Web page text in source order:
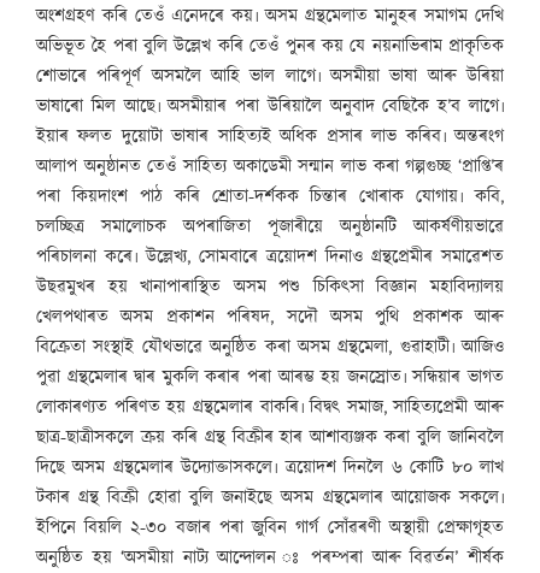
অংশগ্ৰহণ কৰি তেওঁ এনেদৰে কয়৷ অসম গ্ৰন্থমেলাত মানুহৰ সমাগম দেখি
অভিভূত হৈ পৰা বুলি উল্লেখ কৰি তেওঁ পুনৰ কয় যে নয়নাভিৰাম প্ৰাকৃতিক
শোভাৰে পৰিপূৰ্ণ অসমলৈ আহি ভাল লাগে৷ অসমীয়া ভাষা আৰু উৰিয়া
ভাষাৰো মিল আছে৷ অসমীয়াৰ পৰা উৰিয়ালৈ অনুবাদ বেছিকৈ হ’ব লাগে৷
ইয়াৰ ফলত দুয়োটা ভাষাৰ সাহিত্যই অধিক প্ৰসাৰ লাভ কৰিব৷ অন্তৰংগ
আলাপ অনুষ্ঠানত তেওঁ সাহিত্য অকাডেমী সন্মান লাভ কৰা গল্পগুচ্ছ ‘প্ৰাপ্তি’ৰ
পৰা কিয়দাংশ পাঠ কৰি শ্ৰোতা-দৰ্শকক চিন্তাৰ খোৰাক যোগায়৷ কবি,
চলচ্ছিত্ৰ সমালোচক অপৰাজিতা পূজাৰীয়ে অনুষ্ঠানটি আকৰ্ষণীয়ভাৱে
পৰিচালনা কৰে৷ উল্লেখ্য, সোমবাৰে ত্ৰয়োদশ দিনাও গ্ৰন্থপ্ৰেমীৰ সমাৱেশত
উছৱমুখৰ হয় খানাপাৰাস্থিত অসম পশু চিকিৎসা বিজ্ঞান মহাবিদ্যালয়
খেলপথাৰত অসম প্ৰকাশন পৰিষদ, সদৌ অসম পুথি প্ৰকাশক আৰু
বিক্ৰেতা সংস্থাই যৌথভাৱে অনুষ্ঠিত কৰা অসম গ্ৰন্থমেলা, গুৱাহাটী৷ আজিও
পুৱা গ্ৰন্থমেলাৰ দ্বাৰ মুকলি কৰাৰ পৰা আৰম্ভ হয় জনস্ৰোত৷ সন্ধিয়াৰ ভাগত
লোকাৰণ্যত পৰিণত হয় গ্ৰন্থমেলাৰ বাকৰি৷ বিদ্বৎ সমাজ, সাহিত্যপ্ৰেমী আৰু
ছাত্ৰ-ছাত্ৰীসকলে ক্ৰয় কৰি গ্ৰন্থ বিক্ৰীৰ হাৰ আশাব্যঞ্জক কৰা বুলি জানিবলৈ
দিছে অসম গ্ৰন্থমেলাৰ উদ্যোক্তাসকলে৷ ত্ৰয়োদশ দিনলৈ ৬ কোটি ৮০ লাখ
টকাৰ গ্ৰন্থ বিক্ৰী হোৱা বুলি জনাইছে অসম গ্ৰন্থমেলাৰ আয়োজক সকলে৷
ইপিনে বিয়লি ২-৩০ বজাৰ পৰা জুবিন গাৰ্গ সোঁৱৰণী অস্থায়ী প্ৰেক্ষাগৃহত
অনুষ্ঠিত হয় ‘অসমীয়া নাট্য আন্দোলন ঃ পৰম্পৰা আৰু বিৱৰ্তন’ শীৰ্ষক